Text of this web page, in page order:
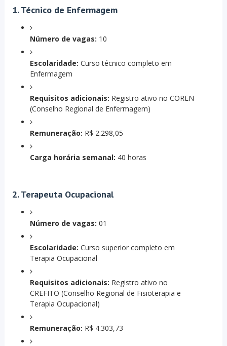
1. Técnico de Enfermagem
Número de vagas: 10
Escolaridade: Curso técnico completo em
Enfermagem
Requisitos adicionais: Registro ativo no COREN
(Conselho Regional de Enfermagem)
Remuneração: R$ 2.298,05
Carga horária semanal: 40 horas
2. Terapeuta Ocupacional
Número de vagas: 01
Escolaridade: Curso superior completo em
Terapia Ocupacional
Requisitos adicionais: Registro ativo no
CREFITO (Conselho Regional de Fisioterapia e
Terapia Ocupacional)
Remuneração: R$ 4.303,73